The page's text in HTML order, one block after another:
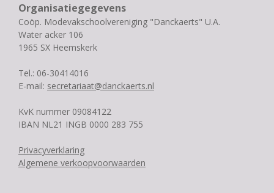
Organisatiegegevens
Coöp. Modevakschoolvereniging "Danckaerts" U.A.
Water acker 106
1965 SX Heemskerk
Tel.: 06-30414016
E-mail: secretariaat@danckaerts.nl
KvK nummer 09084122
IBAN NL21 INGB 0000 283 755
Privacyverklaring
Algemene verkoopvoorwaarden